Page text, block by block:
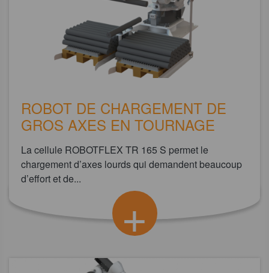
ROBOT DE CHARGEMENT DE
GROS AXES EN TOURNAGE
La cellule ROBOTFLEX TR 165 S permet le
chargement d’axes lourds qui demandent beaucoup
d’effort et de...
+